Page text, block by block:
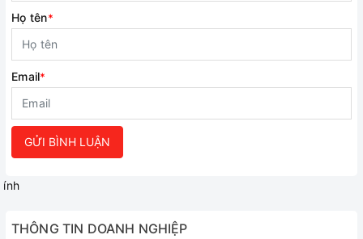
Họ tên*
Email*
GỬI BÌNH LUẬN
ính
THÔNG TIN DOANH NGHIỆP